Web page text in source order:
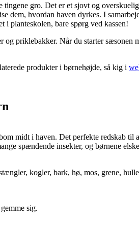
gro. Det er et sjovt og
dem, hvordan haven dyrkes. I
planteskolen, bare spørg ved kassen!
og priklebakker. Når du starter sæsonen
produkter i børnehøjde, så kig i
midt i haven. Det perfekte redskab
spændende insekter, og børnene
kogler, bark, hø, mos, grene,
sig.